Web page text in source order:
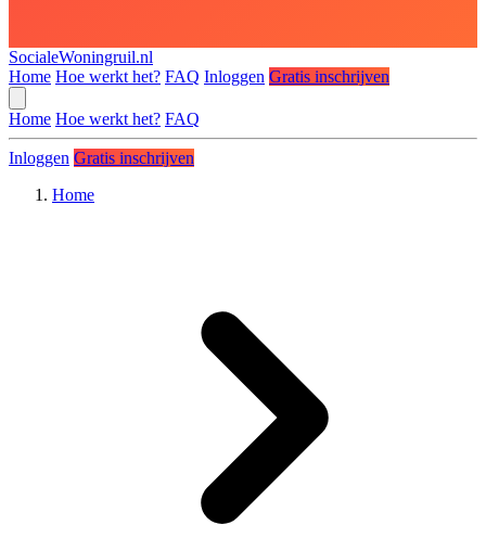
SocialeWoningruil.nl
Home Hoe werkt het? FAQ Inloggen Gratis inschrijven
Home Hoe werkt het? FAQ
Inloggen Gratis inschrijven
Home